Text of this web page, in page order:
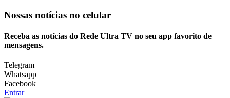
Nossas notícias no celular
Receba as notícias do Rede Ultra TV no seu app favorito de
mensagens.
Telegram
Whatsapp
Facebook
Entrar